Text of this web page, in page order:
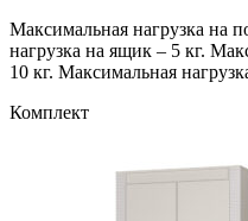
Максимальная нагрузка на
нагрузка на ящик – 5 кг.
10 кг. Максимальная
Комплект